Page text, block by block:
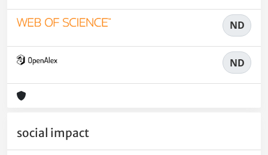
ND
ND
social impact